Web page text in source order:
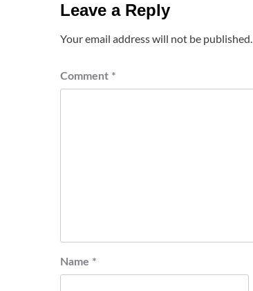
Leave a Reply
Your email address will not be published.
Comment *
Name *